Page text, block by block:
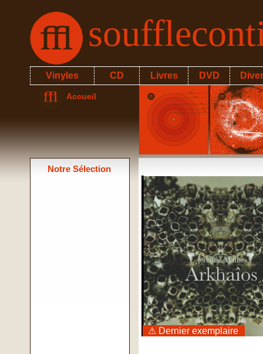
Vinyles CD Livres DVD
Accueil
Notre Sélection
⚠ Dernier exemplaire